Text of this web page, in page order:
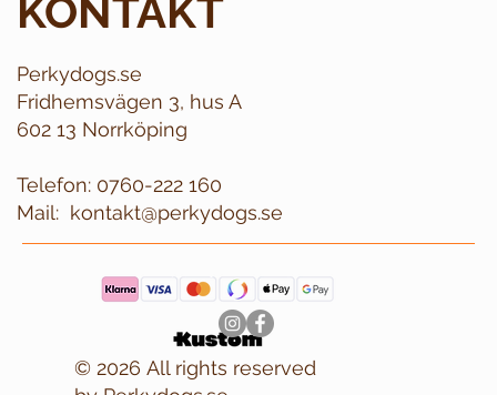
KONTAKT
Perkydogs.se
Fridhemsvägen 3, hus A
602 13 Norrköping
Telefon: 0760-222 160
kontakt@perkydogs.se
Mail:
© 2026 All rights reserved